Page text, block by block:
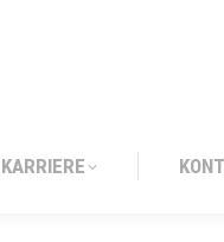
KARRIERE